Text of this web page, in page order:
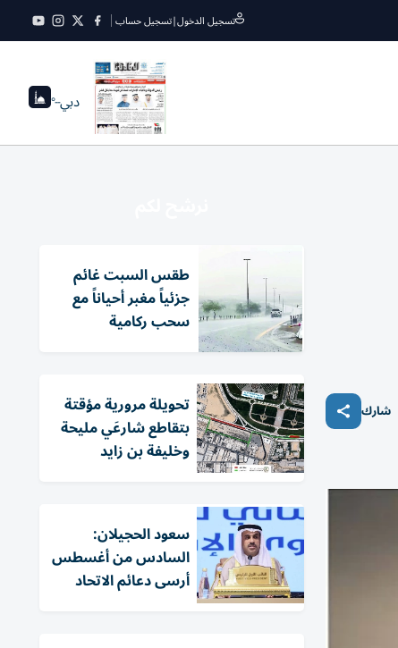
تسجيل الدخول|تسجيل حساب
دبي--°
شارك
طقس السبت غائم
جزئياً مغبر أحياناً مع
سحب ركامية
تحويلة مرورية مؤقتة
بتقاطع شارعَي مليحة
وخليفة بن زايد
سعود الحجيلان:
السادس من أغسطس
أرسى دعائم الاتحاد